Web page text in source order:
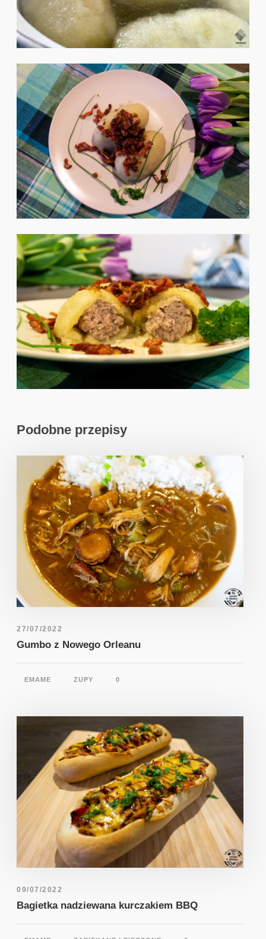
Podobne przepisy
27/07/2022
Gumbo z Nowego Orleanu
EMAME ZUPY 0
09/07/2022
Bagietka nadziewana kurczakiem BBQ